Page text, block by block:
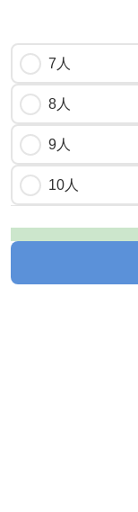
7人
8人
9人
10人